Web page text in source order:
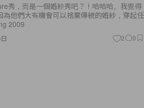
秀，而是一個婚紗秀吧？！哈哈哈。我覺得
為他們大有機會可以捨棄傳統的婚紗，穿起任
2009
2 0